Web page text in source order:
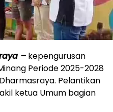
– kepengurusan
Periode 2025-2028
Pelantikan
ketua Umum bagian